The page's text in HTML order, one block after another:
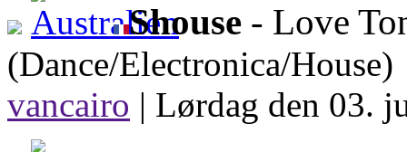
Shouse - Love
(Dance/Electronica/House)
vancairo | Lørdag den 03.